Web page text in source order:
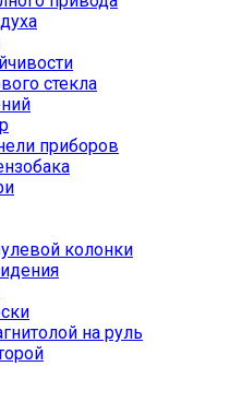
стекла
приборов
колонки
на руль